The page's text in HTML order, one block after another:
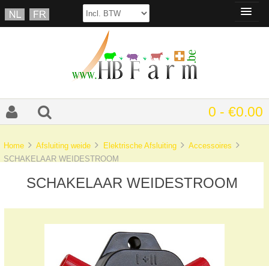
0 - €0.00
Home Afsluiting weide Elektrische Afsluiting
Accessoires
SCHAKELAAR WEIDESTROOM
SCHAKELAAR WEIDESTROOM